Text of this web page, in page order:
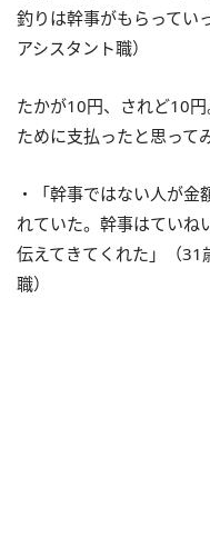
釣りは幹事がもらってい
アシスタント職）
たかが10円、されど10
ために支払ったと思って
・「幹事ではない人が
れていた。幹事はていね
伝えてきてくれた」（31
職）